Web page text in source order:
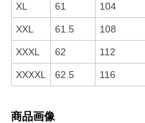
XL 61 104
XXL 61.5 108
XXXL 62 112
XXXXL 62.5 116
商品画像